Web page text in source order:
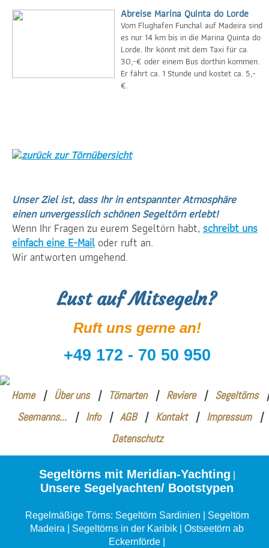
Abreise Marina Quinta do Lorde
Vom Flughafen Funchal auf Madeira sind
es nur 14 km bis in die Marina Quinta do
Lorde. Ihr könnt mit dem Taxi für ca.
30,-€ oder einem Bus dorthin kommen.
Er fährt ca. 1 Stunde und kostet ca. 5,-
€.
zurück zur Törnübersicht
Unser Ziel ist, dass Ihr in entspannter Atmosphäre
einen unvergesslich schönen Segeltörn erlebt!
Wenn Ihr Fragen zu eurem Segeltörn habt, schreibt uns
einfach eine E-Mail oder ruft an.
Wir antworten umgehend.
Lust auf Mitsegeln?
Ruft uns gerne an!
+49 172 - 70 50 950
Home | Über uns | Törnarten | Reviere | Segeltörns
|
Seemanns...
| Info | AGB | Kontakt | Impressum
|
Datenschutz
Segeltörns mit Meridian-Yachting |
Unsere Segelyachten/ Bootstypen
Regelmäßige Törns: Segeltörn Sardinien | Segeltörn
Madeira | Segeltörns in der Karibik |Ostseetörn ab
Eckernförde |